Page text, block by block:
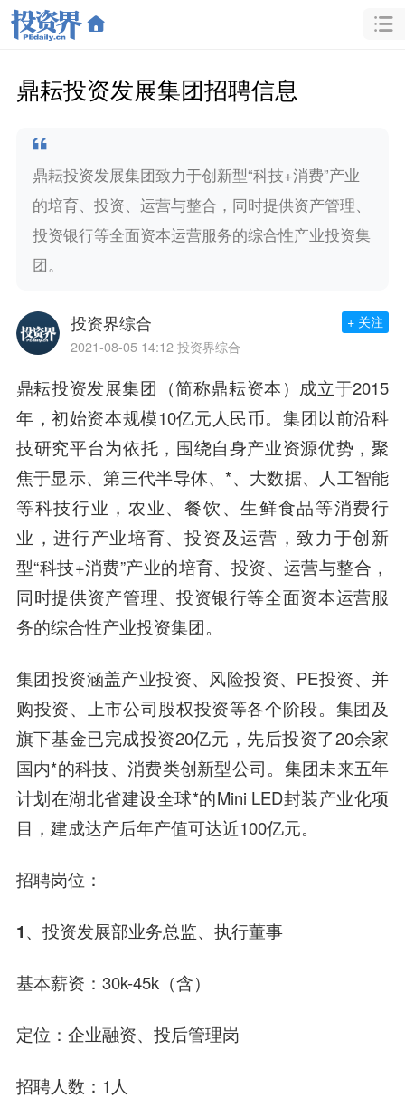
鼎耘投资发展集团招聘信息
鼎耘投资发展集团致力于创新型“科技+消费”产业
的培育、投资、运营与整合，同时提供资产管理、
投资银行等全面资本运营服务的综合性产业投资集
团。
投资界综合
2021-08-05 14:12 投资界综合
+ 关注
鼎耘投资发展集团（简称鼎耘资本）成立于2015
年，初始资本规模10亿元人民币。集团以前沿科
技研究平台为依托，围绕自身产业资源优势，聚
焦于显示、第三代半导体、*、大数据、人工智能
等科技行业，农业、餐饮、生鲜食品等消费行
业，进行产业培育、投资及运营，致力于创新
型“科技+消费”产业的培育、投资、运营与整合，
同时提供资产管理、投资银行等全面资本运营服
务的综合性产业投资集团。
集团投资涵盖产业投资、风险投资、PE投资、并
购投资、上市公司股权投资等各个阶段。集团及
旗下基金已完成投资20亿元，先后投资了20余家
国内*的科技、消费类创新型公司。集团未来五年
计划在湖北省建设全球*的Mini LED封装产业化项
目，建成达产后年产值可达近100亿元。
招聘岗位：
1、投资发展部业务总监、执行董事
基本薪资：30k-45k（含）
定位：企业融资、投后管理岗
招聘人数：1人